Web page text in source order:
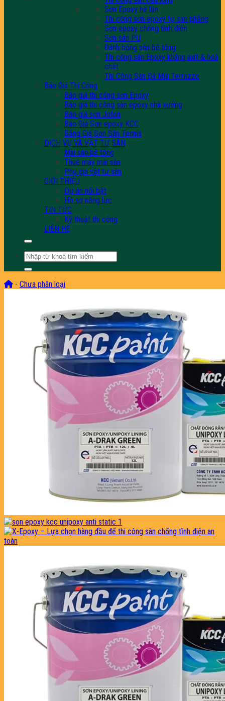
Sơn Epoxy hệ lăn
Thi công sơn epoxy tự san phẳng
Sơn epoxy chống tĩnh điện
Sơn sàn PU
Đánh bóng sàn bê tông
Thi công sàn Epoxy kháng axit & hoá
chất
Thi Công Sàn Đá Mài Terrazzo
Báo Giá Thi Công
Báo giá thi công sơn Epoxy
Báo giá thi công sàn epoxy nhà xưởng
Báo giá sơn Joton
Báo Giá Sơn epoxy KCC
Bảng Giá Sơn Sân Tennis
DỊCH VỤ VÀ VẬT TƯ SÀN
Mài sàn bê tông
Thuê máy mài sàn
Phụ gia vật tư sàn
GIỚI THIỆU
Dự án nổi bật
Hồ sơ năng lực
TIN TỨC
Kỹ thuật thi công
LIÊN HỆ
Tìm
kiếm:
- Chưa phân loại